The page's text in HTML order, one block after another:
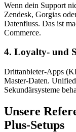
Wenn dein Support
Zendesk, Gorgias
Datenfluss. Das ist
Commerce.
4. Loyalty- und
Drittanbieter-Apps
Master-Daten.
Sekundärsysteme
Unsere
Plus-Setups